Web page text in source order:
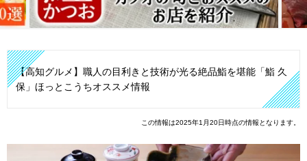
【高知グルメ】職人の目利きと技術が光る絶品鮨を堪能「鮨 久
保」ほっとこうちオススメ情報
この情報は2025年1月20日時点の情報となります。